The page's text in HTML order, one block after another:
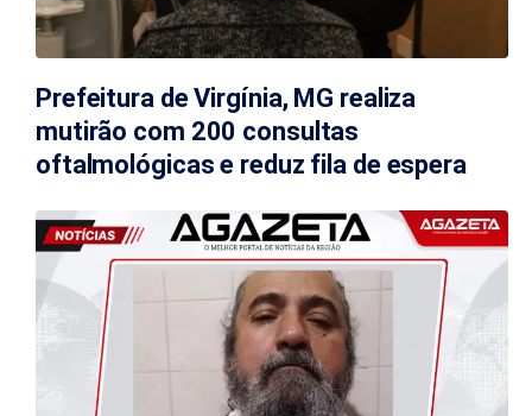
Prefeitura de Virgínia, MG realiza
mutirão com 200 consultas
oftalmológicas e reduz fila de espera